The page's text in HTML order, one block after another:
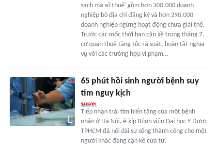
sạch mã số thuế' gồm hơn 300.000 doanh
nghiệp bỏ địa chỉ đăng ký và hơn 290.000
doanh nghiệp ngừng hoạt động chưa giải thể.
Trước các mốc thời hạn cận kề trong tháng 7,
cơ quan thuế tăng tốc rà soát, hoàn tất nghĩa
vụ với các trường hợp vi phạm…
65 phút hồi sinh người bệnh suy
tim nguy kịch
Tiếp nhận trái tim hiến tặng của một bệnh
nhân ở Hà Nội, ê-kíp Bệnh viện Đại học Y Dược
TPHCM đã nối dài sự sống thành công cho một
người khác đang cận kề cửa tử.